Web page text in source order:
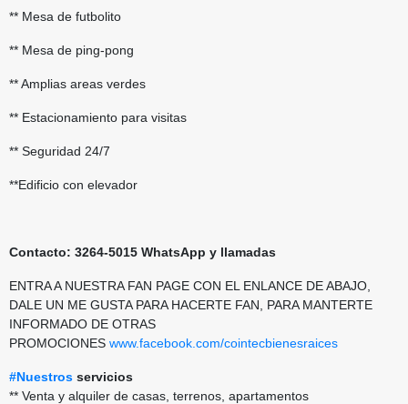
** Mesa de futbolito
** Mesa de ping-pong
** Amplias areas verdes
** Estacionamiento para visitas
** Seguridad 24/7
**Edificio con elevador
Contacto: 3264-5015 WhatsApp y llamadas
ENTRA A NUESTRA FAN PAGE CON EL ENLANCE DE ABAJO,
DALE UN ME GUSTA PARA HACERTE FAN, PARA MANTERTE
INFORMADO DE OTRAS
PROMOCIONES www.facebook.com/cointecbienesraices
#Nuestros servicios
** Venta y alquiler de casas, terrenos, apartamentos